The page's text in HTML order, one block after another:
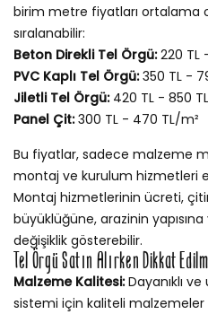
birim metre fiyatları ortalama
sıralanabilir:
Beton Direkli Tel Örgü:220 TL
PVC Kaplı Tel Örgü:350 TL -
Jiletli Tel Örgü:420 TL - 850
Panel Çit:300 TL - 470 TL/m²
Bu fiyatlar, sadece malzeme
montaj ve kurulum hizmetleri
Montaj hizmetlerinin ücreti,
büyüklüğüne, arazinin
değişiklik gösterebilir.
Tel Örgü Satın Alırken Dikkat
Malzeme Kalitesi:Dayanıklı
sistemi için kaliteli